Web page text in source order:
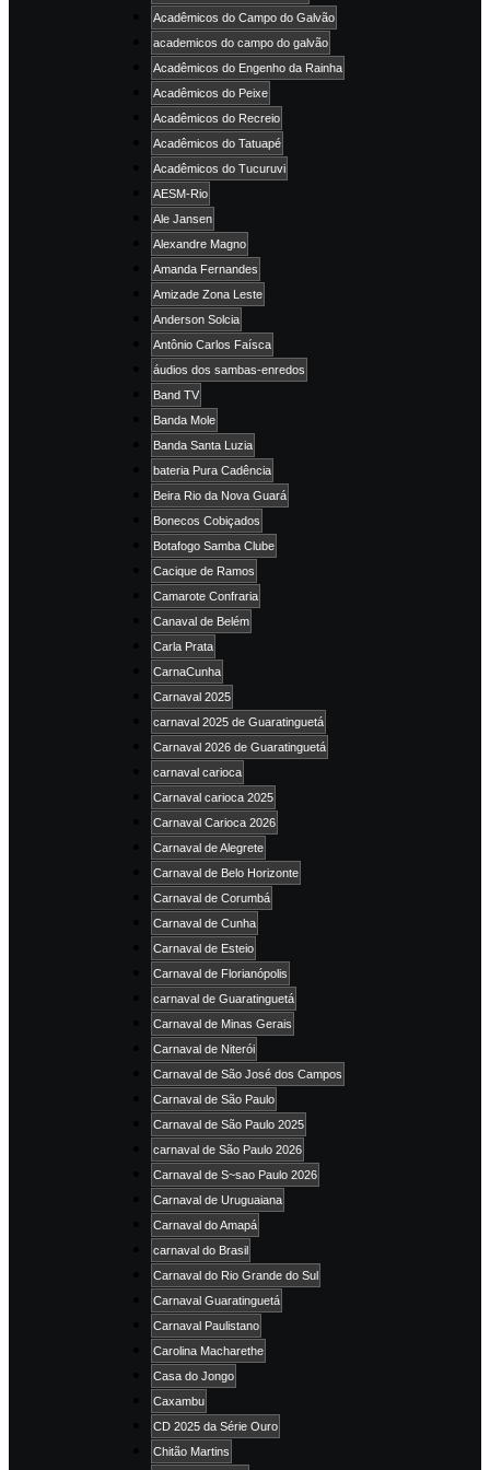
Acadêmicos do Campo do Galvão
academicos do campo do galvão
Acadêmicos do Engenho da Rainha
Acadêmicos do Peixe
Acadêmicos do Recreio
Acadêmicos do Tatuapé
Acadêmicos do Tucuruvi
AESM-Rio
Ale Jansen
Alexandre Magno
Amanda Fernandes
Amizade Zona Leste
Anderson Solcia
Antônio Carlos Faísca
áudios dos sambas-enredos
Band TV
Banda Mole
Banda Santa Luzia
bateria Pura Cadência
Beira Rio da Nova Guará
Bonecos Cobiçados
Botafogo Samba Clube
Cacique de Ramos
Camarote Confraria
Canaval de Belém
Carla Prata
CarnaCunha
Carnaval 2025
carnaval 2025 de Guaratinguetá
Carnaval 2026 de Guaratinguetá
carnaval carioca
Carnaval carioca 2025
Carnaval Carioca 2026
Carnaval de Alegrete
Carnaval de Belo Horizonte
Carnaval de Corumbá
Carnaval de Cunha
Carnaval de Esteio
Carnaval de Florianópolis
carnaval de Guaratinguetá
Carnaval de Minas Gerais
Carnaval de Niterói
Carnaval de São José dos Campos
Carnaval de São Paulo
Carnaval de São Paulo 2025
carnaval de São Paulo 2026
Carnaval de S~sao Paulo 2026
Carnaval de Uruguaiana
Carnaval do Amapá
carnaval do Brasil
Carnaval do Rio Grande do Sul
Carnaval Guaratinguetá
Carnaval Paulistano
Carolina Macharethe
Casa do Jongo
Caxambu
CD 2025 da Série Ouro
Chitão Martins